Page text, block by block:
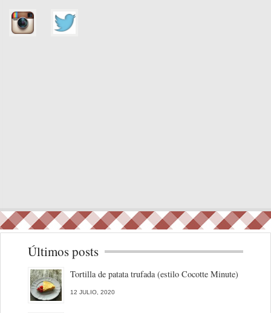
Últimos posts
Tortilla de patata trufada (estilo Cocotte Minute)
12 JULIO, 2020